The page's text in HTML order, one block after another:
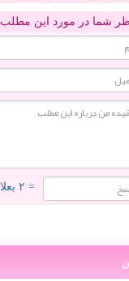
شما در مورد این مطلب
= ۲ بعلاوه ۴